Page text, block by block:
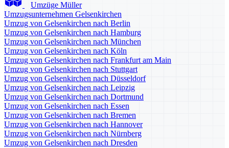
Umzüge Müller
Umzugsunternehmen Gelsenkirchen
Umzug von Gelsenkirchen nach Berlin
Umzug von Gelsenkirchen nach Hamburg
Umzug von Gelsenkirchen nach München
Umzug von Gelsenkirchen nach Köln
Umzug von Gelsenkirchen nach Frankfurt am Main
Umzug von Gelsenkirchen nach Stuttgart
Umzug von Gelsenkirchen nach Düsseldorf
Umzug von Gelsenkirchen nach Leipzig
Umzug von Gelsenkirchen nach Dortmund
Umzug von Gelsenkirchen nach Essen
Umzug von Gelsenkirchen nach Bremen
Umzug von Gelsenkirchen nach Hannover
Umzug von Gelsenkirchen nach Nürnberg
Umzug von Gelsenkirchen nach Dresden